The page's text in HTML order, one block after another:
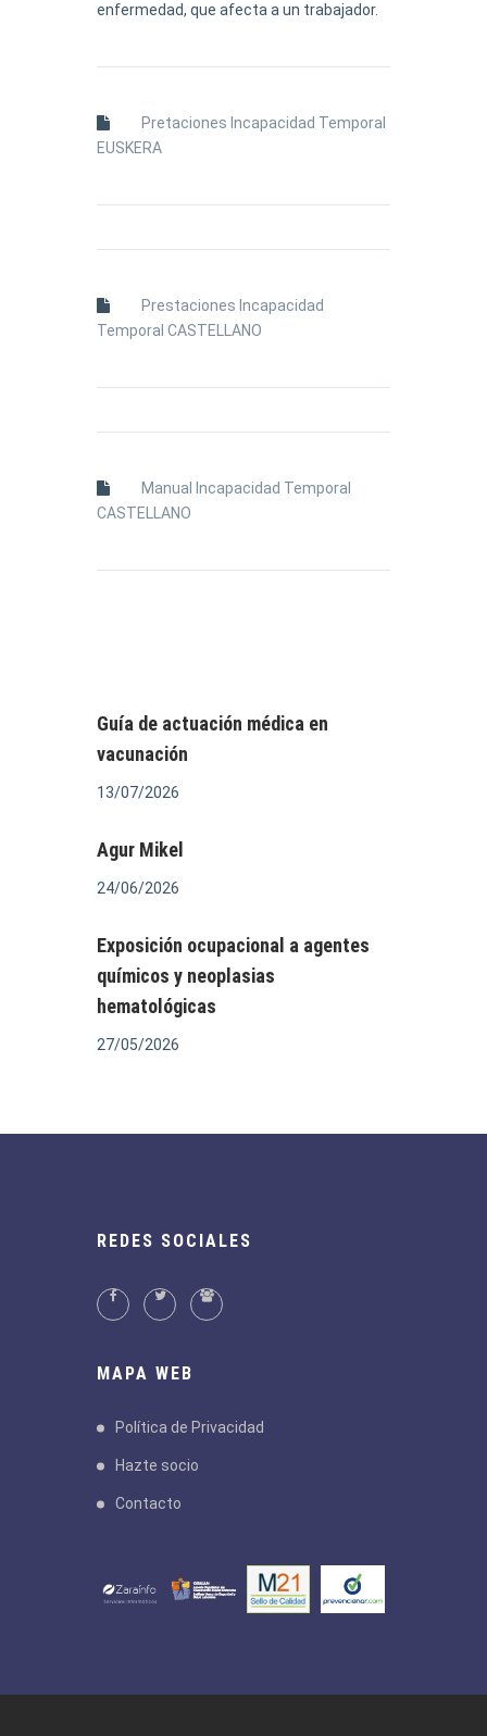
enfermedad, que afecta a un trabajador.
Pretaciones Incapacidad Temporal
EUSKERA
Prestaciones Incapacidad
Temporal CASTELLANO
Manual Incapacidad Temporal
CASTELLANO
Guía de actuación médica en
vacunación
13/07/2026
Agur Mikel
24/06/2026
Exposición ocupacional a agentes
químicos y neoplasias
hematológicas
27/05/2026
REDES SOCIALES
MAPA WEB
Política de Privacidad
Hazte socio
Contacto